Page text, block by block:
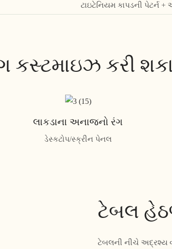
ટાઇટેનિયમ કાપડની પેટર્ન +
કસ્ટમાઇઝ કરી
લાકડાના અનાજનો રંગ
ડેસ્કટોપ/સ્ક્રીન પેનલ
ટેબલ
ટેબલની નીચે અદ્રશ્ય